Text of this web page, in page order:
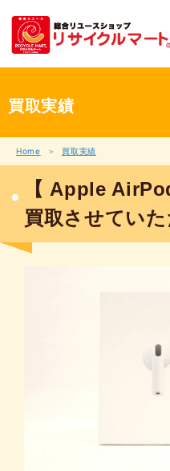
キ
プ買取実績
Home 買取実績
【 Apple
買取させていた